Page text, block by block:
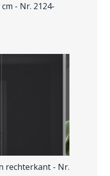
- Nr. 2124-
rechterkant - Nr.